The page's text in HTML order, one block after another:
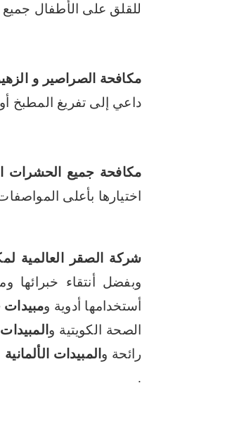
للقلق على الأطفال
مكافحة الصراصيرو
داعي إلى تفريغ المطبخ
مكافحة جميع الحشرات
اختيارها بأعلى
شركة الصقر العالمية
وبفضل أنتقاء خبرائها
أستخدامها أدوية و
الصحة الكويتية و المبيدات
رائحة و المبيدات الألمانية
.